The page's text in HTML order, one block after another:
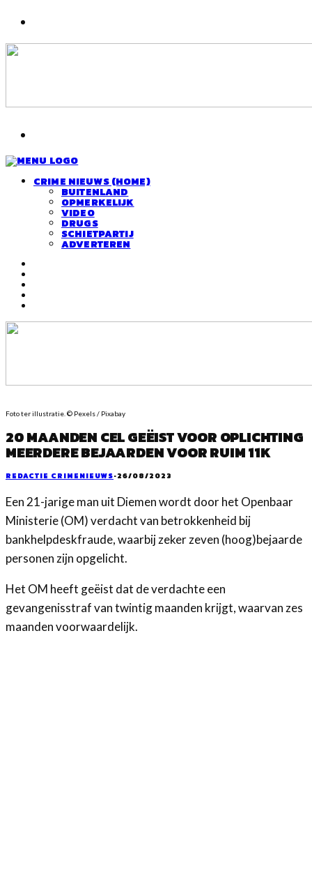
CRIME NIEUWS (HOME)
BUITENLAND
OPMERKELIJK
VIDEO
DRUGS
SCHIETPARTIJ
ADVERTEREN
Foto ter illustratie. © Pexels / Pixabay
20 MAANDEN CEL GEËIST VOOR OPLICHTING
MEERDERE BEJAARDEN VOOR RUIM 11K
REDACTIE CRIMENIEUWS·26/08/2023
Een 21-jarige man uit Diemen wordt door het Openbaar
Ministerie (OM) verdacht van betrokkenheid bij
bankhelpdeskfraude, waarbij zeker zeven (hoog)bejaarde
personen zijn opgelicht.
Het OM heeft geëist dat de verdachte een
gevangenisstraf van twintig maanden krijgt, waarvan zes
maanden voorwaardelijk.